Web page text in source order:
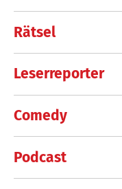
Rätsel
Leserreporter
Comedy
Podcast